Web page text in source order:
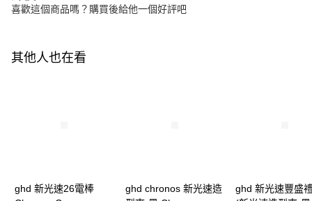
喜歡這個商品嗎？購買後給他一個好評吧
其他人也在看
ghd 新光速26電棒
ghd chronos 新光速造
ghd 新光速豐盛